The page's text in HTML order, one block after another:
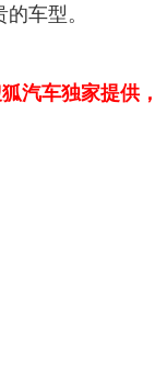
车型。
车独家提供